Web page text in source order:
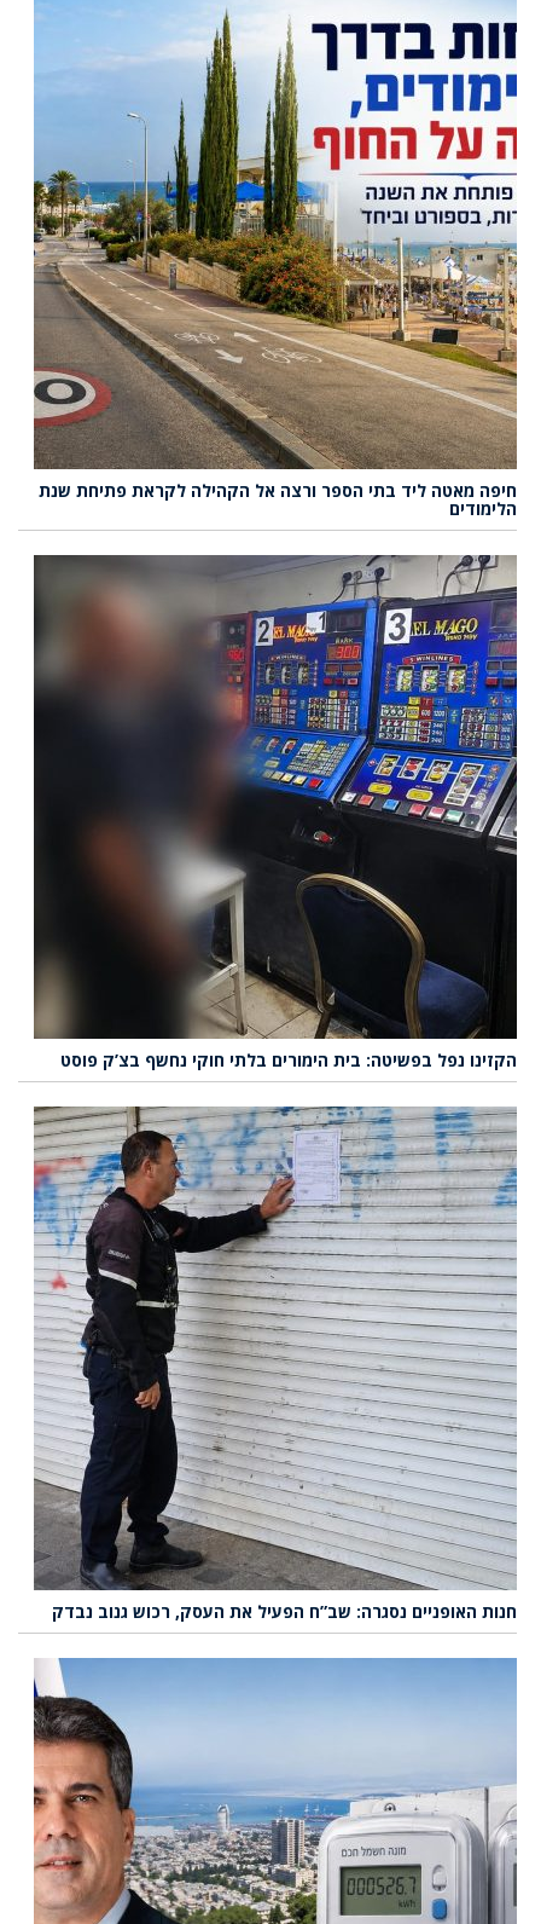
חיפה מאטה ליד בתי הספר ורצה אל הקהילה לקראת פתיחת שנת
הלימודים
הקזינו נפל בפשיטה: בית הימורים בלתי חוקי נחשף בצ’ק פוסט
חנות האופניים נסגרה: שב”ח הפעיל את העסק, רכוש גנוב נבדק